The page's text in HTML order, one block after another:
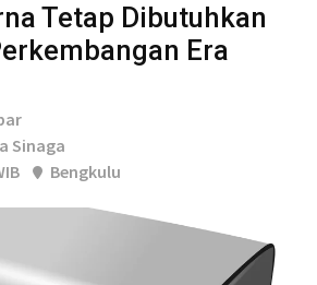
Tetap Dibutuhkan
Era
Sinaga
Bengkulu